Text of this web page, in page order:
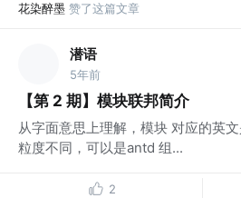
花染醉墨 赞了这篇文章
潜语
5年前
【第 2 期】模块联邦简介
从字面意思上理解，模块 对应的英
粒度不同，可以是antd 组...
2